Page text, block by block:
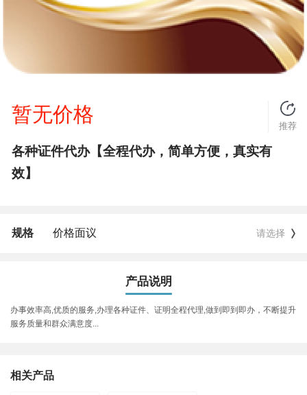
暂无价格
推荐
各种证件代办【全程代办，简单方便，真实有
效】
规格 价格面议 请选择
产品说明
办事效率高,优质的服务,办理各种证件、证明全程代理,做到即到即办，不断提升
服务质量和群众满意度...
相关产品